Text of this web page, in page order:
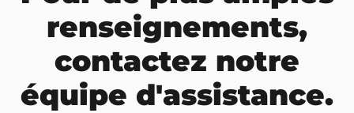
renseignements,
contactez notre
équipe d'assistance.